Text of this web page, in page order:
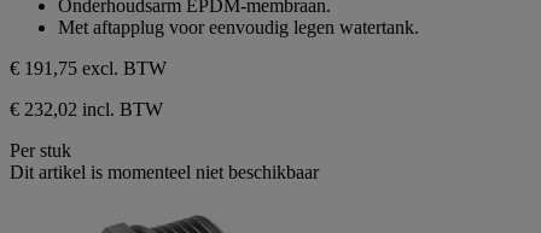
sterren.
Onderhoudsarm EPDM-membraan.
Met aftapplug voor eenvoudig legen watertank.
€ 191,75 excl. BTW
€ 232,02 incl. BTW
Per stuk
Dit artikel is momenteel niet beschikbaar